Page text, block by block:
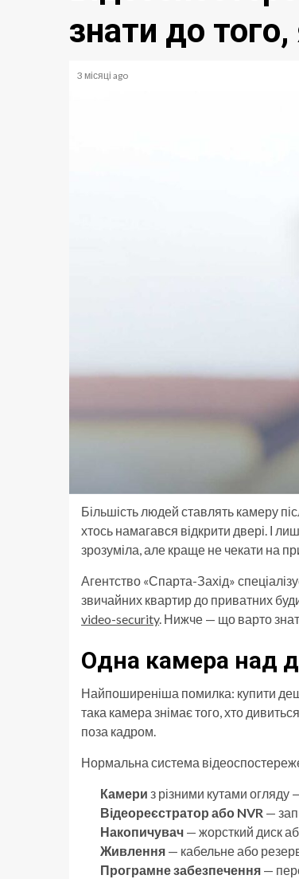
знати до
3 місяці ago
Більшість людей ставлять камеру
хтось намагався відкрити двері. І
зрозуміла, але краще не чекати на
Агентство «Спарта-Захід»
звичайних квартир до приватних
video-security. Нижче — що варто
Одна камера над
Найпоширеніша помилка: купити
така камера знімає того, хто
поза кадром.
Нормальна система
Камери з різними кутами огляду
Відеореєстратор або NVR —
Накопичувач — жорсткий диск
Живлення — кабельне або
Програмне забезпечення —